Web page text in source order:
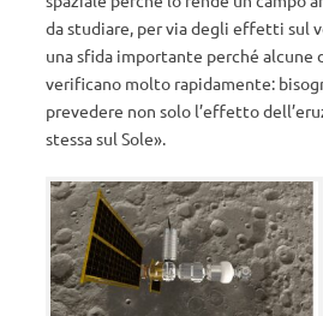
da studiare, per via degli effetti sul
una sfida importante perché alcune
verificano molto rapidamente:
prevedere non solo l’effetto
stessa sul Sole».